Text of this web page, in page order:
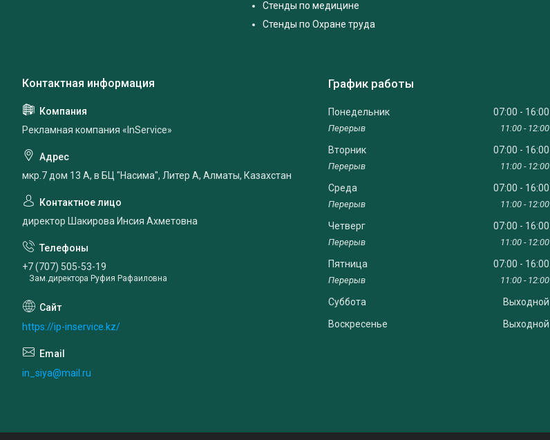
Стенды по медицине
Стенды по Охране труда
Рекламная компания «InService»
мкр.7 дом 13 А, в БЦ "Насима", Литер А, Алматы, Казахстан
директор Шакирова Инсия Ахметовна
+7 (707) 505-53-19
Зам.директора Руфия Рафаиловна
https://ip-inservice.kz/
in_siya@mail.ru
График работы
Понедельник 07:00 16:00
11:00 12:00
Вторник 07:00 16:00
11:00 12:00
Среда 07:00 16:00
11:00 12:00
Четверг 07:00 16:00
11:00 12:00
Пятница 07:00 16:00
11:00 12:00
Суббота
Выходной
Воскресенье
Выходной